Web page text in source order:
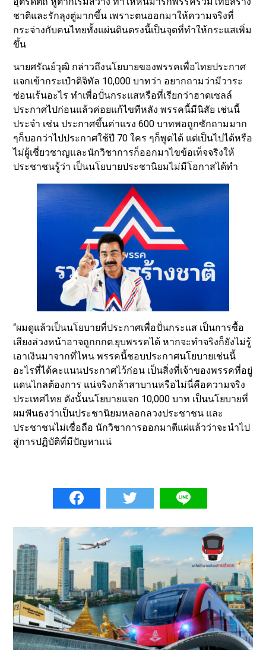
ชาติและรักลุงตู่มากขึ้น เพราะตนออกมาให้ความจริงที่
กระจ่างกับคนไทยทั้งแผ่นดินตรงนี้เป็นจุดที่ทำให้กระแสเพิ่ม
ขึ้น
นายศรัณย์วุฒิ กล่าวถึงนโยบายของพรรคเพื่อไทยประกาศ
แจกเข้ากระเป๋าดิจิทัล 10,000 บาทว่า อยากถามว่ามีวาระ
ซ่อนเร้นอะไร ทำเพื่อปั่นกระแสหรือที่เรียกว่าฮาดเซลล์
ประกาศไปก่อนแล้วค่อยแก้ไขทีหลัง พรรคนี้มีนิสัย เช่นนี้
ประจำ เช่น ประกาศขึ้นค่าแรง 600 บาทพอถูกซักถามมาก
ๆก็บอกว่าไปประกาศใช้ปี 70 ใคร ๆก็พูดได้ แต่เป็นไปได้หรือ
ไม่ผู้เชี่ยวชาญและนักวิชาการก็ออกมาไขข้อเท็จจริงให้
ประชาชนรู้ว่า เป็นนโยบายประชานิยมไม่มีโอกาสได้ทำ
“ผมดูแล้วเป็นนโยบายที่ประกาศเพื่อปั่นกระแส เป็นการซื้อ
เสียงล่วงหน้าอาจถูกกกต.ยุบพรรคได้ หากจะทำจริงก็ยังไม่รู้
เอาเงินมาจากที่ไหน พรรคนี้ชอบประกาศนโยบายเช่นนี้
อะไรที่ได้คะแนนประกาศไว้ก่อน เป็นสิ่งที่เจ้าของพรรคที่อยู่
แดนไกลต้องการ แน่จริงกล้าสาบานหรือไม่นี่คือความจริง
ประเทศไทย ดังนั้นนโยบายแจก 10,000 บาท เป็นนโยบายที่
ผมฟันธงว่าเป็นประชานิยมหลอกลวงประชาชน และ
ประชาชนไม่เชื่อถือ นักวิชาการออกมาตีแผ่แล้วว่าจะนำไป
สู่การปฏิบัติที่มีปัญหาแน่